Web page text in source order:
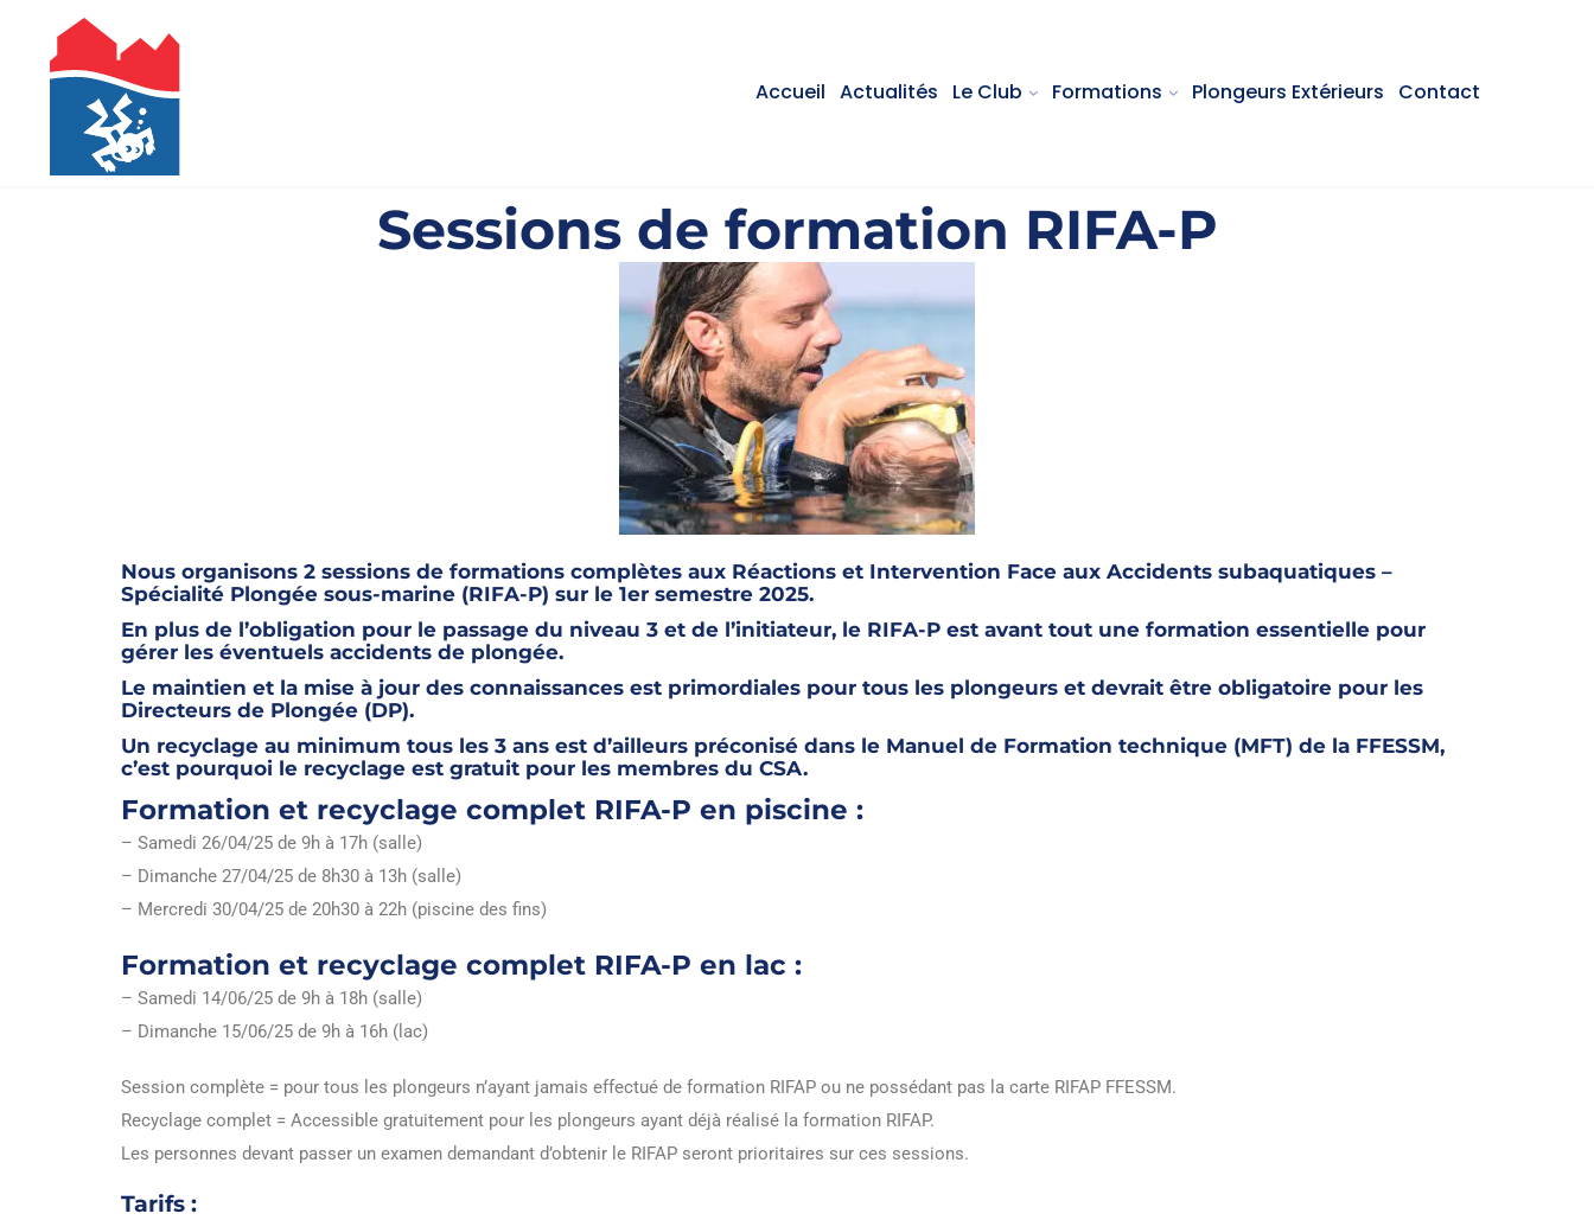
Accueil Actualités Le Club Formations Plongeurs Extérieurs Contact
Sessions de formation RIFA-P
Nous organisons 2 sessions de formations complètes aux Réactions et Intervention Face aux Accidents subaquatiques –
Spécialité Plongée sous-marine (RIFA-P) sur le 1er semestre 2025.
En plus de l’obligation pour le passage du niveau 3 et de l’initiateur, le RIFA-P est avant tout une formation essentielle pour
gérer les éventuels accidents de plongée.
Le maintien et la mise à jour des connaissances est primordiales pour tous les plongeurs et devrait être obligatoire pour les
Directeurs de Plongée (DP).
Un recyclage au minimum tous les 3 ans est d’ailleurs préconisé dans le Manuel de Formation technique (MFT) de la FFESSM,
c’est pourquoi le recyclage est gratuit pour les membres du CSA.
Formation et recyclage complet RIFA-P en piscine :
– Samedi 26/04/25 de 9h à 17h (salle)
– Dimanche 27/04/25 de 8h30 à 13h (salle)
– Mercredi 30/04/25 de 20h30 à 22h (piscine des fins)
Formation et recyclage complet RIFA-P en lac :
– Samedi 14/06/25 de 9h à 18h (salle)
– Dimanche 15/06/25 de 9h à 16h (lac)
Session complète = pour tous les plongeurs n’ayant jamais effectué de formation RIFAP ou ne possédant pas la carte RIFAP FFESSM.
Recyclage complet = Accessible gratuitement pour les plongeurs ayant déjà réalisé la formation RIFAP.
Les personnes devant passer un examen demandant d’obtenir le RIFAP seront prioritaires sur ces sessions.
Tarifs :